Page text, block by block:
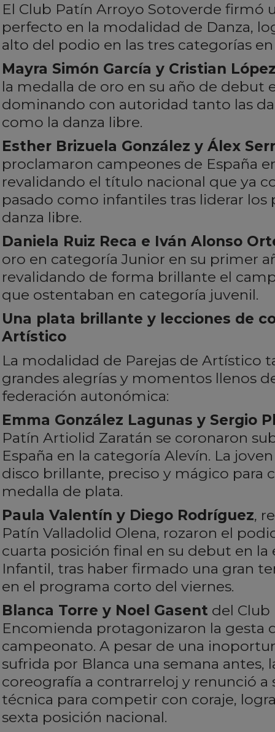
El Club Patín Arroyo Sotoverde firmó
perfecto en la modalidad de Danza,
alto del podio en las tres categorías
Mayra Simón García y Cristian
la medalla de oro en su año de debut
dominando con autoridad tanto las
como la danza libre.
Esther Brizuela González y Álex
proclamaron campeones de España
revalidando el título nacional que ya
pasado como infantiles tras liderar los
danza libre.
Daniela Ruiz Reca e Iván Alonso
oro en categoría Junior en su primer
revalidando de forma brillante el
que ostentaban en categoría juvenil.
Una plata brillante y lecciones de
Artístico
La modalidad de Parejas de Artístico
grandes alegrías y momentos llenos
federación autonómica:
Emma González Lagunas y Sergio
Patín Artiolid Zaratán se coronaron
España en la categoría Alevín. La
disco brillante, preciso y mágico para
medalla de plata.
Paula Valentín y Diego Rodríguez,
Patín Valladolid Olena, rozaron el
cuarta posición final en su debut en
Infantil, tras haber firmado una gran
en el programa corto del viernes.
Blanca Torre y Noel Gasent del Club
Encomienda protagonizaron la gesta
campeonato. A pesar de una
sufrida por Blanca una semana antes,
coreografía a contrarreloj y renunció
técnica para competir con coraje,
sexta posición nacional.